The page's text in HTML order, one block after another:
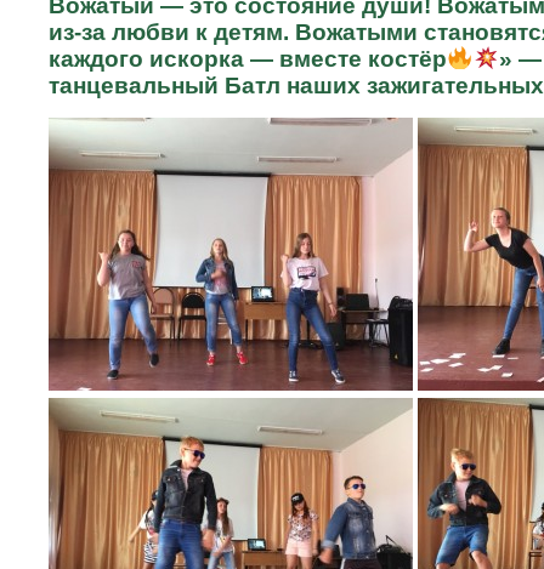
Вожатый — это состояние души!
из-за любви к детям. Вожатыми
каждого искорка — вместе костёр
» —
танцевальный Батл наших